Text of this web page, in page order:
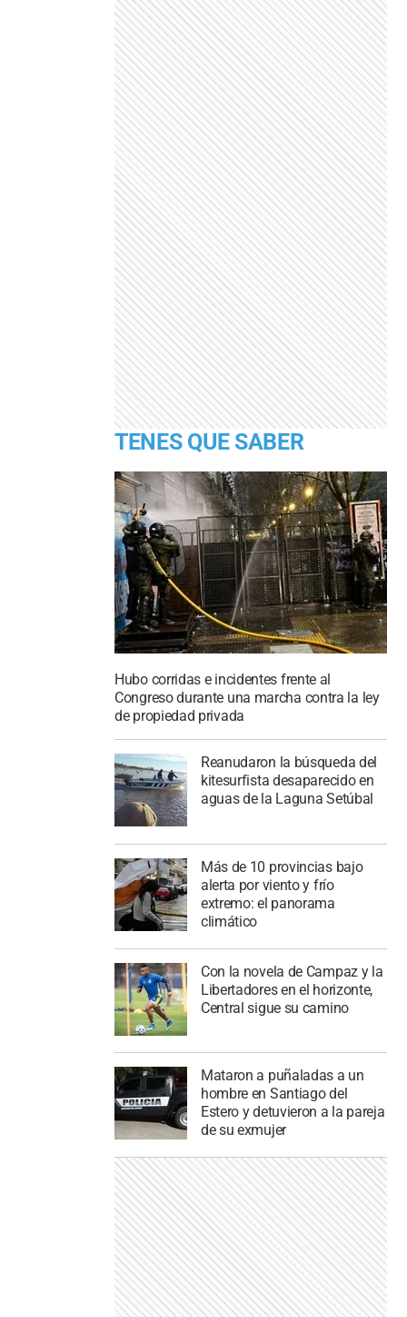
TENES QUE SABER
Hubo corridas e incidentes frente al
Congreso durante una marcha contra la ley
de propiedad privada
Reanudaron la búsqueda del
kitesurfista desaparecido en
aguas de la Laguna Setúbal
Más de 10 provincias bajo
alerta por viento y frío
extremo: el panorama
climático
Con la novela de Campaz y la
Libertadores en el horizonte,
Central sigue su camino
Mataron a puñaladas a un
hombre en Santiago del
Estero y detuvieron a la pareja
de su exmujer